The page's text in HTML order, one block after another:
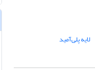
لایه پلی‌آمید